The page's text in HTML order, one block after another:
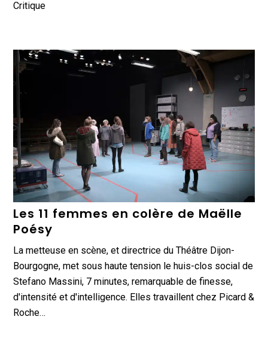
Critique
Les 11 femmes en colère de Maëlle
Poésy
La metteuse en scène, et directrice du Théâtre Dijon-
Bourgogne, met sous haute tension le huis-clos social de
Stefano Massini, 7 minutes, remarquable de finesse,
d'intensité et d'intelligence. Elles travaillent chez Picard &
Roche…